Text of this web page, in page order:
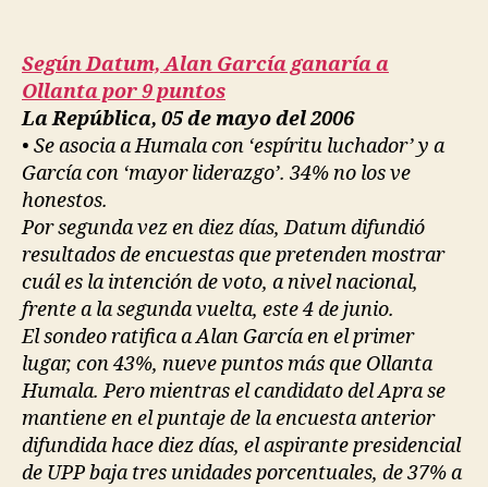
Según Datum, Alan García ganaría a
Ollanta por 9 puntos
La República, 05 de mayo del 2006
• Se asocia a Humala con ‘espíritu luchador’ y a
García con ‘mayor liderazgo’. 34% no los ve
honestos.
Por segunda vez en diez días, Datum difundió
resultados de encuestas que pretenden mostrar
cuál es la intención de voto, a nivel nacional,
frente a la segunda vuelta, este 4 de junio.
El sondeo ratifica a Alan García en el primer
lugar, con 43%, nueve puntos más que Ollanta
Humala. Pero mientras el candidato del Apra se
mantiene en el puntaje de la encuesta anterior
difundida hace diez días, el aspirante presidencial
de UPP baja tres unidades porcentuales, de 37% a